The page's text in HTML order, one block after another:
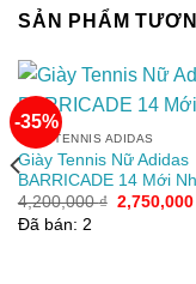
SẢN PHẨM
-35%
GIÀY TENNIS ADIDAS
Giày Tennis Nữ Adidas
BARRICADE 14 Mới
4,200,000₫ Giá
2,750,000
Đã bán: 2